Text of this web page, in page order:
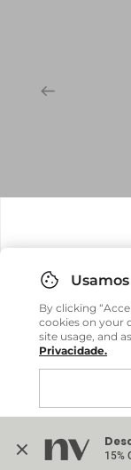
em sua casa,
15%
By clicking
cookies on your
site usage, and
Privacidade.